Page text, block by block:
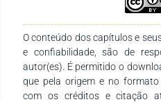
amostras finais, após o
o próprio fármaco.
por processos oxidativos
apresentaram conversão do
realizados. A aplicação do
apresentou conversões
O conteúdo dos capítulos e
e confiabilidade, são de
autor(es). É permitido o
que pela origem e no formato
com os créditos e citação